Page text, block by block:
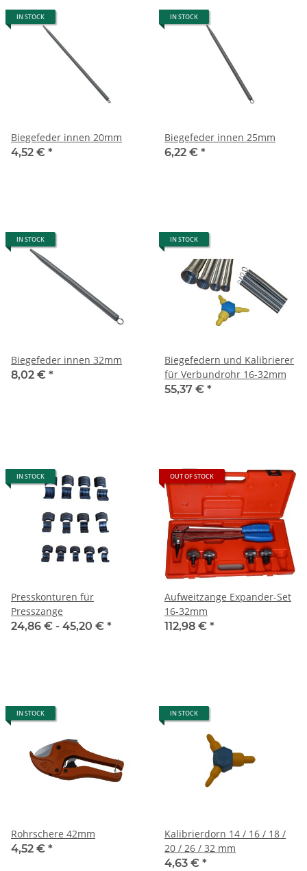
IN STOCK
Biegefeder innen 20mm
4,52 € *
IN STOCK
Biegefeder innen 25mm
6,22 € *
IN STOCK
Biegefeder innen 32mm
8,02 € *
IN STOCK
Biegefedern und Kalibrierer
für Verbundrohr 16-32mm
55,37 € *
IN STOCK
Presskonturen für
Presszange
24,86 € - 45,20 € *
OUT OF STOCK
Aufweitzange Expander-Set
16-32mm
112,98 € *
IN STOCK
Rohrschere 42mm
4,52 € *
IN STOCK
Kalibrierdorn 14 / 16 / 18 /
20 / 26 / 32 mm
4,63 € *